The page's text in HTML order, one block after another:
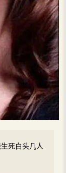
死白头几人